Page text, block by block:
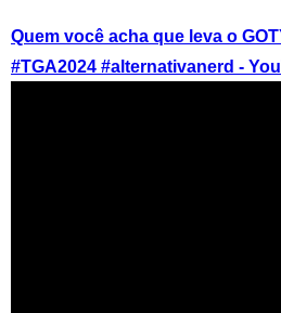
Quem você acha que leva o
#TGA2024 #alternativanerd -